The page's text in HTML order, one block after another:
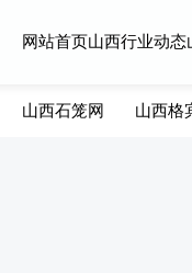
网站首页山西行业动态
山西石笼网 山西格